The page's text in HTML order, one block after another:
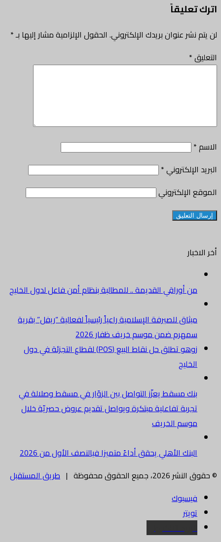
اترك تعليقاً
لن يتم نشر عنوان بريدك الإلكتروني. الحقول الإلزامية مشار إليها بـ*
التعليق*
الاسم*
البريد الإلكتروني*
الموقع الإلكتروني
أخر الاخبار
من أوراقي القديمة .. للمطالبة بنظام أمن فاعل لدول الخليج
ميثاق للصيرفة الإسلامية راعياً رئيسياً لفعالية “ريفل” بقرية
سمهرم ضمن موسم خريف ظفار 2026
زوهو تطلق حل نقاط البيع (POS) لقطاع التجزئة في دول
الخليج
بنك مسقط يعزّز التواصل بين الزوّار في مسقط وصلالة في
تجربة تفاعلية مبتكرة ويواصل تقديم عروض حصريّة خلال
موسم الخريف
البنك الأهلي يحقق أداءً متميزا فيالنصف الأول من 2026
© حقوق النشر 2026، جميع الحقوق محفوظة |
طريق المستقبل
فيسبوك
تويتر
البريد الالكتروني